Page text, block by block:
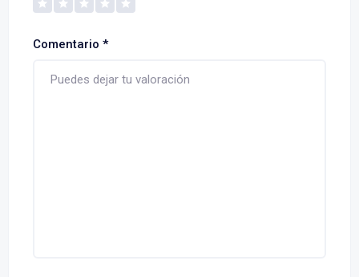
Comentario *